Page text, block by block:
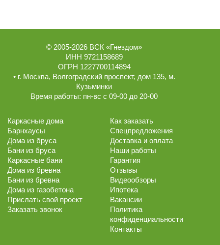
© 2005-2026 ВСК «Гнездом»
ИНН 9721158689
ОГРН 1227700114894
• г. Москва, Волгоградский проспект, дом 135, м.
Кузьминки
Время работы: пн-вс с 09-00 до 20-00
Каркасные дома
Барнхаусы
Дома из бруса
Бани из бруса
Каркасные бани
Дома из бревна
Бани из бревна
Дома из газобетона
Прислать свой проект
Заказать звонок
Как заказать
Спецпредложения
Доставка и оплата
Наши работы
Гарантия
Отзывы
Видеообзоры
Ипотека
Вакансии
Политика
конфиденциальности
Контакты